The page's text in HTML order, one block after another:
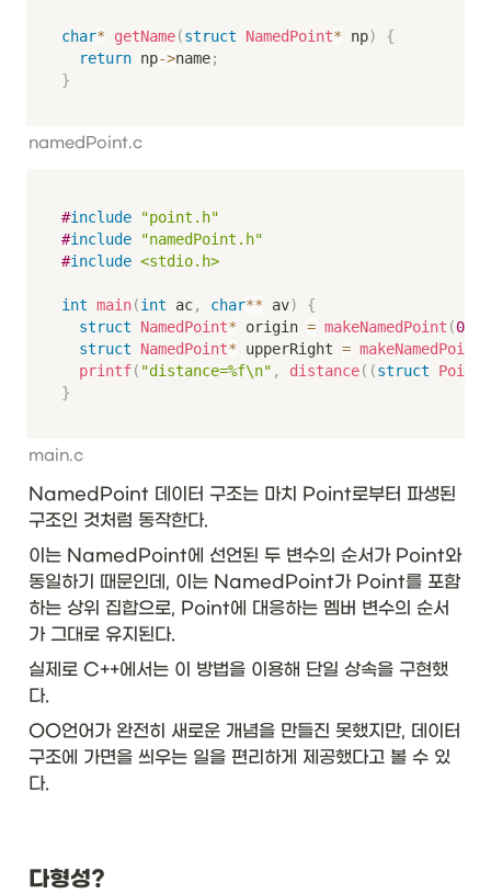
char* getName(struct NamedPoint* np)
{
return np->name;
}
namedPoint.c
#include
"point.h"
#include
"namedPoint.h"
#include <stdio.h>
int main(int ac, char** av)
{
struct
NamedPoint* origin = makeNamedPoint (0.0
struct
NamedPoint* upperRight = makeNamedPoint
printf( "distance=%f\n" , distance( (struct Point
}
main.c
NamedPoint 데이터 구조는 마치 Point로부터 파생된
구조인 것처럼 동작한다.
이는 NamedPoint에 선언된 두 변수의 순서가 Point와
동일하기 때문인데, 이는 NamedPoint가 Point를 포함
하는 상위 집합으로, Point에 대응하는 멤버 변수의 순서
가 그대로 유지된다.
실제로 C++에서는 이 방법을 이용해 단일 상속을 구현했
다.
OO언어가 완전히 새로운 개념을 만들진 못했지만, 데이터
구조에 가면을 씌우는 일을 편리하게 제공했다고 볼 수 있
다.
다형성?